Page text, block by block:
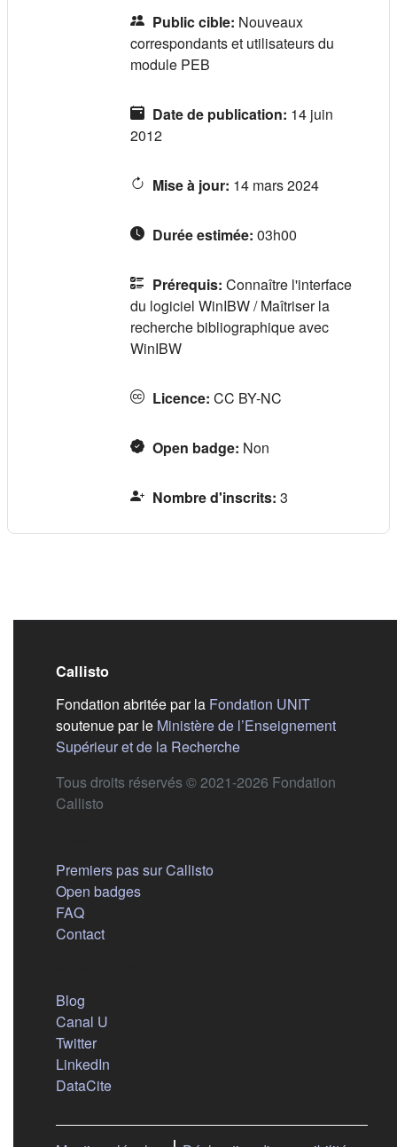
Public cible: Nouveaux
correspondants et utilisateurs du
module PEB
Date de publication: 14 juin
2012
Mise à jour: 14 mars 2024
Durée estimée: 03h00
Prérequis: Connaître l'interface
du logiciel WinIBW / Maîtriser la
recherche bibliographique avec
WinIBW
Licence: CC BY-NC
Open badge: Non
Nombre d'inscrits: 3
Callisto
Fondation abritée par la Fondation UNIT(s'ouvre
soutenue par le Ministère de l’Enseignement
Supérieur et de la Recherche(s'ouvre dans un nouvel
Tous droits réservés © 2021-2026 Fondation
Callisto
Premiers pas sur Callisto
Open badges
FAQ
Contact
Blog
Canal U
Twitter(s'ouvre dans un nouvel onglet)
LinkedIn
DataCite(s'ouvre dans un nouvel onglet)